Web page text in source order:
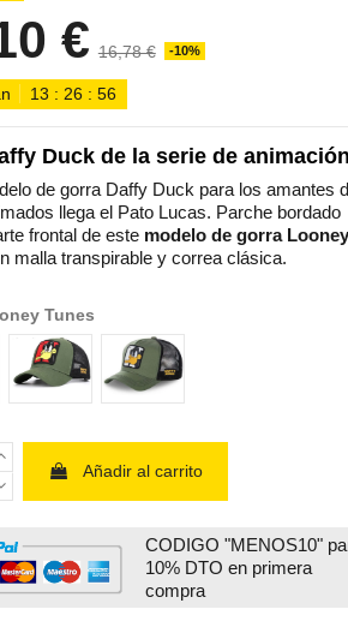
€ 16,78 € -10%
13 : 26 :55
Duck de la serie de animación
de gorra Daffy Duck para los amantes
llega el Pato Lucas. Parche bordado
frontal de este modelo de gorra Looney
malla transpirable y correa clásica.
Tunes
daffy verde daffy verde f bl
Añadir al carrito
CODIGO "MENOS10"
10% DTO en primera
compra